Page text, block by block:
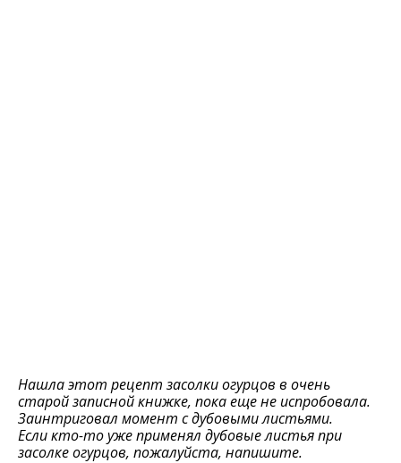
Нашла этот рецепт засолки огурцов в очень
старой записной книжке, пока еще не испробовала.
Заинтриговал момент с дубовыми листьями.
Если кто-то уже применял дубовые листья при
засолке огурцов, пожалуйста, напишите.